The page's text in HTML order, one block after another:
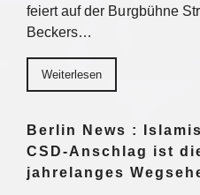
feiert auf der Burgbühne
Beckers…
Weiterlesen
Berlin News :
CSD-Anschlag ist
jahrelanges